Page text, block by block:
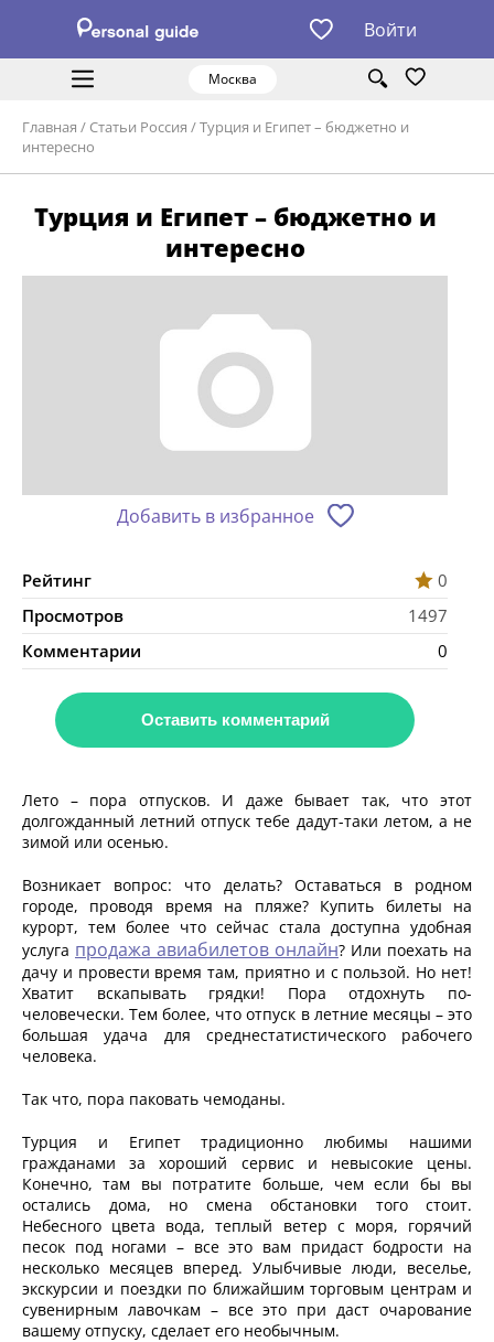
Войти
Москва
Главная / Статьи Россия /Турция и Египет – бюджетно и
интересно
Турция и Египет – бюджетно и
интересно
Добавить в избранное
Рейтинг
0
Просмотров
1497
Комментарии
0
Оставить комментарий
Лето – пора отпусков. И даже бывает так, что этот
долгожданный летний отпуск тебе дадут-таки летом, а не
зимой или осенью.
Возникает вопрос: что делать? Оставаться в родном
городе, проводя время на пляже? Купить билеты на
курорт, тем более что сейчас стала доступна удобная
услуга продажа авиабилетов онлайн? Или поехать на
дачу и провести время там, приятно и с пользой. Но нет!
Хватит вскапывать грядки! Пора отдохнуть по-
человечески. Тем более, что отпуск в летние месяцы – это
большая удача для среднестатистического рабочего
человека.
Так что, пора паковать чемоданы.
Турция и Египет традиционно любимы нашими
гражданами за хороший сервис и невысокие цены.
Конечно, там вы потратите больше, чем если бы вы
остались дома, но смена обстановки того стоит.
Небесного цвета вода, теплый ветер с моря, горячий
песок под ногами – все это вам придаст бодрости на
несколько месяцев вперед. Улыбчивые люди, веселье,
экскурсии и поездки по ближайшим торговым центрам и
сувенирным лавочкам – все это при даст очарование
вашему отпуску, сделает его необычным.